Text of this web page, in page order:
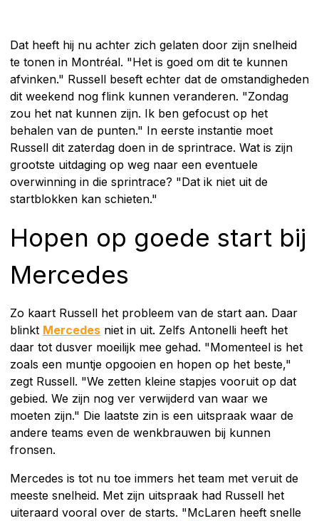
Dat heeft hij nu achter zich gelaten door zijn snelheid
te tonen in Montréal. "Het is goed om dit te kunnen
afvinken." Russell beseft echter dat de omstandigheden
dit weekend nog flink kunnen veranderen. "Zondag
zou het nat kunnen zijn. Ik ben gefocust op het
behalen van de punten." In eerste instantie moet
Russell dit zaterdag doen in de sprintrace. Wat is zijn
grootste uitdaging op weg naar een eventuele
overwinning in die sprintrace? "Dat ik niet uit de
startblokken kan schieten."
Hopen op goede start bij
Mercedes
Zo kaart Russell het probleem van de start aan. Daar
blinkt Mercedes niet in uit. Zelfs Antonelli heeft het
daar tot dusver moeilijk mee gehad. "Momenteel is het
zoals een muntje opgooien en hopen op het beste,"
zegt Russell. "We zetten kleine stapjes vooruit op dat
gebied. We zijn nog ver verwijderd van waar we
moeten zijn." Die laatste zin is een uitspraak waar de
andere teams even de wenkbrauwen bij kunnen
fronsen.
Mercedes is tot nu toe immers het team met veruit de
meeste snelheid. Met zijn uitspraak had Russell het
uiteraard vooral over de starts. "McLaren heeft snelle